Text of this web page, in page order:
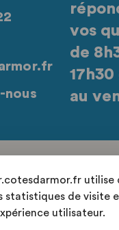
vos
de
au
utilise
statistiques de visite
utilisateur.